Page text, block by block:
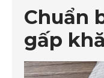
Chuẩn
gấp